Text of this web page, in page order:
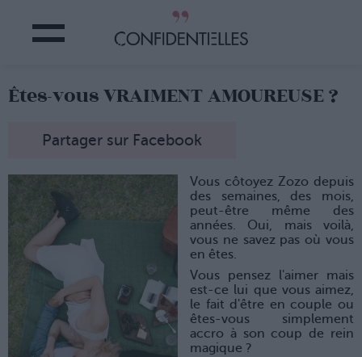
Êtes-vous VRAIMENT AMOUREUSE ?
Partager sur Facebook
Vous côtoyez Zozo depuis
des semaines, des mois,
peut-être même des
années. Oui, mais voilà,
vous ne savez pas où vous
en êtes.
Vous pensez l'aimer mais
est-ce lui que vous aimez,
le fait d'être en couple ou
êtes-vous simplement
accro à son coup de rein
magique ?